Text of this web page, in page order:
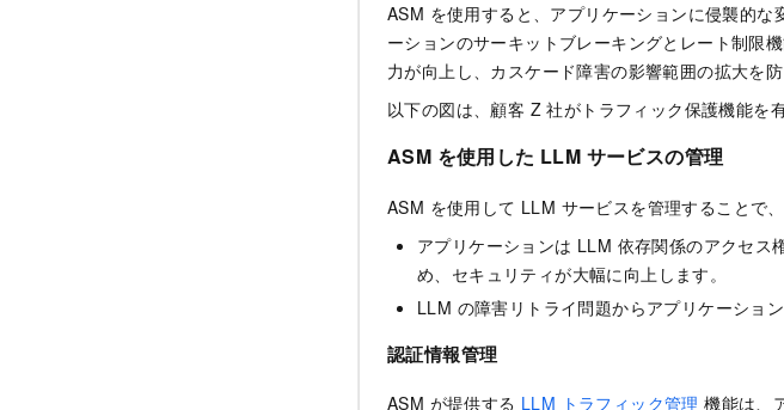
ASM を使用すると、アプリケーションに侵襲的
ーションのサーキットブレーキングとレート制限
力が向上し、カスケード障害の影響範囲の拡大を防
以下の図は、顧客 Z 社がトラフィック保護機能を
ASM を使用した LLM サービスの管理
ASM を使用して LLM サービスを管理することで
アプリケーションは LLM 依存関係のアクセス
め、セキュリティが大幅に向上します。
LLM の障害リトライ問題からアプリケーショ
認証情報管理
ASM が提供する LLM トラフィック管理 機能は、